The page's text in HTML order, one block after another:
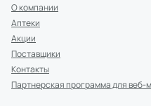
О компании
Аптеки
Акции
Поставщики
Контакты
Партнерская программа для веб-